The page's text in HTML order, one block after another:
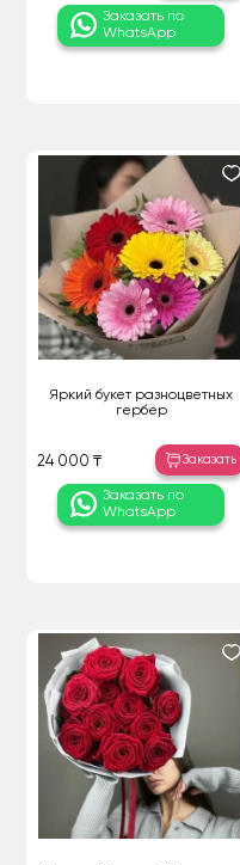
Заказать по
WhatsApp
Яркий букет разноцветных
гербер
24 000 ₸ Заказать
Заказать по
WhatsApp